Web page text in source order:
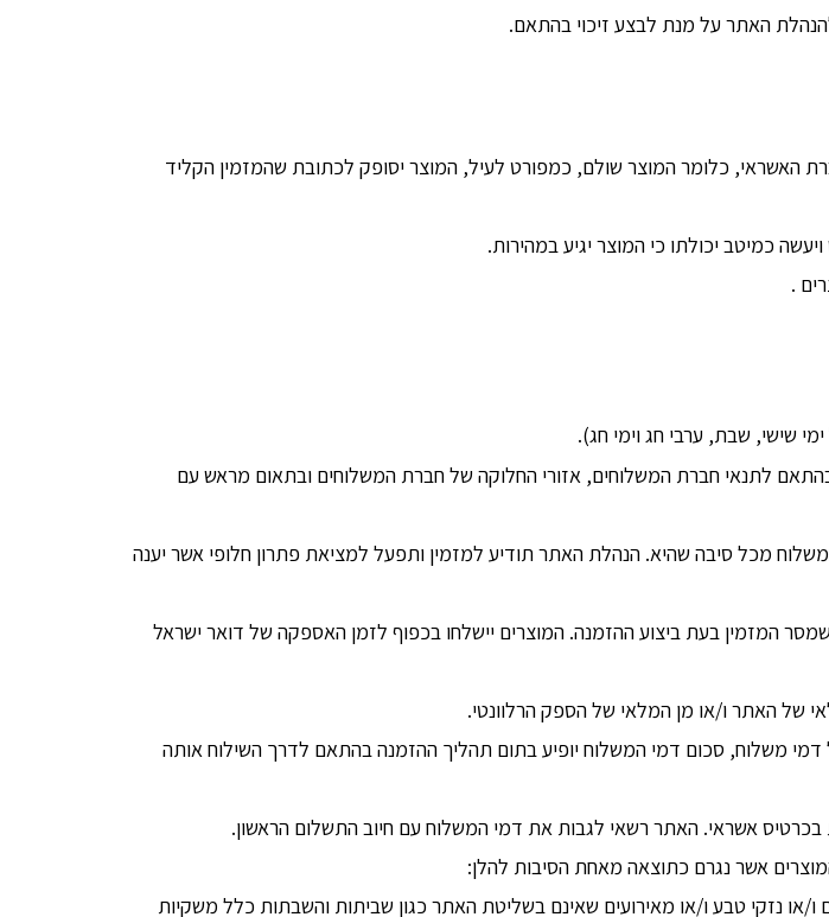
האתר על מנת לבצע זיכוי בהתאם.
כלומר המוצר שולם, כמפורט לעיל, המוצר יסופק לכתובת שהמזמין הקליד
כמיטב יכולתו כי המוצר יגיע במהירות.
.
שישי, שבת, ערבי חג וימי חג).
לתנאי חברת המשלוחים, אזורי החלוקה של חברת המשלוחים ובתאום מראש עם
מכל סיבה שהיא. הנהלת האתר תודיע למזמין ותפעל למציאת פתרון חלופי אשר יענה
המזמין בעת ביצוע ההזמנה. המוצרים יישלחו בכפוף לזמן האספקה של דואר ישראל
של האתר ו/או מן המלאי של הספק הרלוונטי.
משלוח, סכום דמי המשלוח יופיע בתום תהליך ההזמנה בהתאם לדרך השילוח אותה
אשראי. האתר רשאי לגבות את דמי המשלוח עם חיוב התשלום הראשון.
אשר נגרם כתוצאה מאחת הסיבות להלן:
או נזקי טבע ו/או מאירועים שאינם בשליטת האתר כגון שביתות והשבתות כלל משקיות